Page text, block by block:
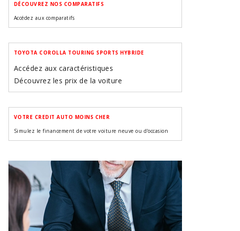
DÉCOUVREZ NOS COMPARATIFS
Accédez aux comparatifs
TOYOTA COROLLA TOURING SPORTS HYBRIDE
Accédez aux caractéristiques
Découvrez les prix de la voiture
VOTRE CREDIT AUTO MOINS CHER
Simulez le financement de votre voiture neuve ou d'occasion